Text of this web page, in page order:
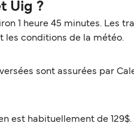
Uig ?
1 heure 45 minutes. Les
les conditions de la météo.
sont assurées par
est habituellement de